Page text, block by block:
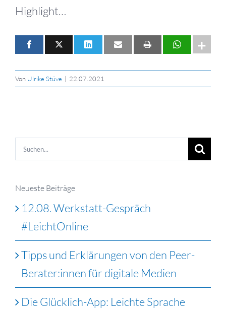
Highlight…
Von Ulrike Stüve | 22.07.2021
Suche
nach:
Neueste Beiträge
12.08. Werkstatt-Gespräch
#LeichtOnline
Tipps und Erklärungen von den Peer-
Berater:innen für digitale Medien
Die Glücklich-App: Leichte Sprache